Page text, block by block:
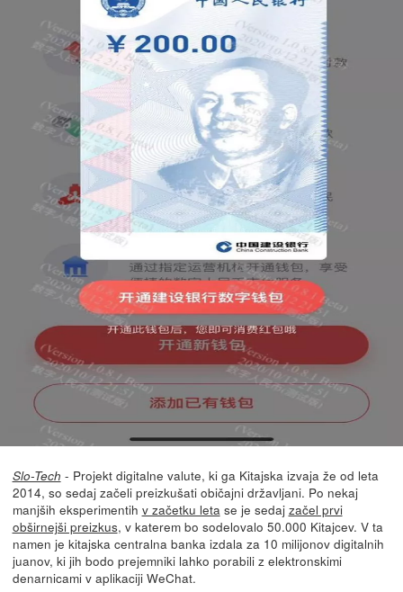
Slo-Tech - Projekt digitalne valute, ki ga Kitajska izvaja že od leta
2014, so sedaj začeli preizkušati običajni državljani. Po nekaj
manjših eksperimentih v začetku letase je sedaj začel prvi
obširnejši preizkus, v katerem bo sodelovalo 50.000 Kitajcev. V ta
namen je kitajska centralna banka izdala za 10 milijonov digitalnih
juanov, ki jih bodo prejemniki lahko porabili z elektronskimi
denarnicami v aplikaciji WeChat.